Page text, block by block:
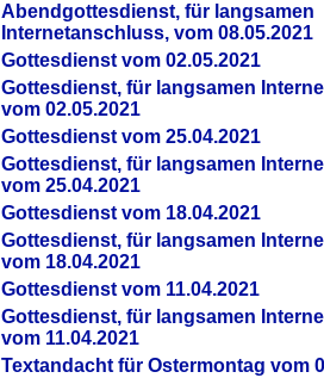
Abendgottesdienst, für langsamen
Internetanschluss, vom 08.05.2021
Gottesdienst vom 02.05.2021
Gottesdienst, für langsamen
vom 02.05.2021
Gottesdienst vom 25.04.2021
Gottesdienst, für langsamen
vom 25.04.2021
Gottesdienst vom 18.04.2021
Gottesdienst, für langsamen
vom 18.04.2021
Gottesdienst vom 11.04.2021
Gottesdienst, für langsamen
vom 11.04.2021
Textandacht für Ostermontag vom